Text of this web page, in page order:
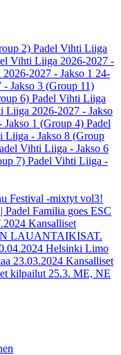
2) Padel Vihti Liiga
Vihti Liiga 2026-2027 -
2027 - Jakso 1 24-
Jakso 3 (Group 11)
6) Padel Vihti Liiga
Liiga 2026-2027 - Jakso
1 (Group 4) Padel
Liiga - Jakso 8 (Group
Vihti Liiga - Jakso 6
7) Padel Vihti Liiga -
Festival -mixtyt vol3!
Familia goes ESC
Kansalliset
LAUANTAIKISAT.
Helsinki Limo
23.03.2024 Kansalliset
kilpailut 25.3. ME, NE